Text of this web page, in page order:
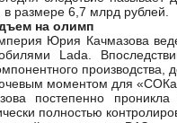
в размере 6,7 млрд рублей.
на олимп
Юрия Качмазова ведет
Lada.
производства,
моментом для «СОКа»
постепенно
полностью